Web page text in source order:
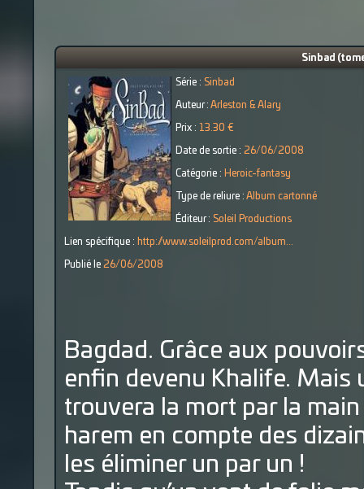
Sinbad
Série : Sinbad
Auteur : Arleston & Alary
Prix : 13.30 €
Date de sortie : 26/06/2008
Catégorie : Heroic-fantasy
Type de reliure : Album cartonné
Éditeur : Soleil Productions
Lien spécifique : http://www.soleilprod.com/album...
Publié le 26/06/2008
Bagdad. Grâce aux
enfin devenu Khalife. Mais
trouvera la mort par la
harem en compte des
les éliminer un par un !